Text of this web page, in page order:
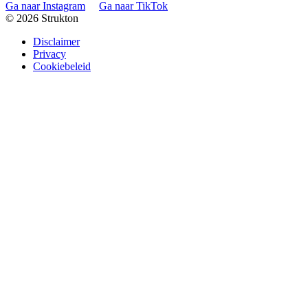
Ga naar Instagram
Ga naar TikTok
© 2026 Strukton
Disclaimer
Privacy
Cookiebeleid